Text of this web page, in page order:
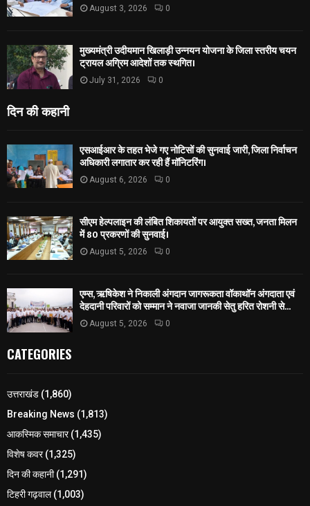
August 3, 2026 0
मुख्यमंत्री उदीयमान खिलाड़ी उन्नयन योजना के जिला स्तरीय चयन
ट्रायल अग्रिम आदेशों तक स्थगित।
July 31, 2026 0
दिन की कहानी
एसआईआर के तहत भेजे गए नोटिसों की सुनवाई जारी, जिला निर्वाचन
अधिकारी लगातार कर रही हैं मॉनिटरिंग।
August 6, 2026 0
सीएम हेल्पलाइन की लंबित शिकायतों पर आयुक्त सख्त, जनता मिलन
में 80 प्रकरणों की सुनवाई।
August 5, 2026 0
एम्स, ऋषिकेश ने निकाली अंगदान जागरूकता वॉकाथॉन अंगदाता एवं
देहदानी परिवारों को सम्मान ने नवाजा जानकी सेतु हरित रोशनी से...
August 5, 2026 0
CATEGORIES
उत्तराखंड (1,860)
Breaking News (1,813)
आकस्मिक समाचार(1,435)
विशेष कवर(1,325)
दिन की कहानी(1,291)
टिहरी गढ़वाल(1,003)